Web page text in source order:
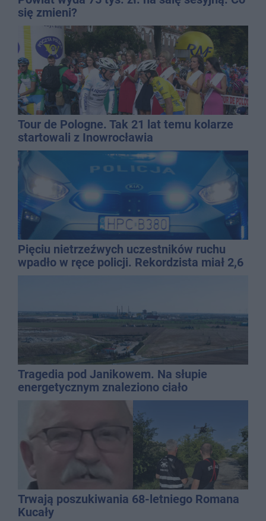
się zmieni?
Tour de Pologne. Tak 21 lat temu kolarze
startowali z Inowrocławia
Pięciu nietrzeźwych uczestników ruchu
wpadło w ręce policji. Rekordzista miał 2,6
Tragedia pod Janikowem. Na słupie
energetycznym znaleziono ciało
mężczyzny
Trwają poszukiwania 68-letniego Romana
Kucały